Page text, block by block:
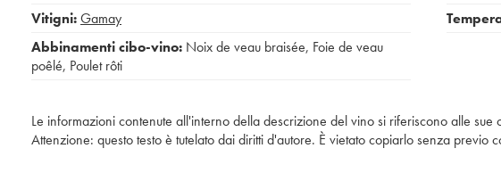
Vitigni:Gamay
Abbinamenti cibo-vino: Noix de veau braisée, Foie de veau
poêlé, Poulet rôti
Le informazioni contenute all'interno della descrizione del vino si riferiscono alle
Attenzione: questo testo è tutelato dai diritti d'autore. È vietato copiarlo senza previo